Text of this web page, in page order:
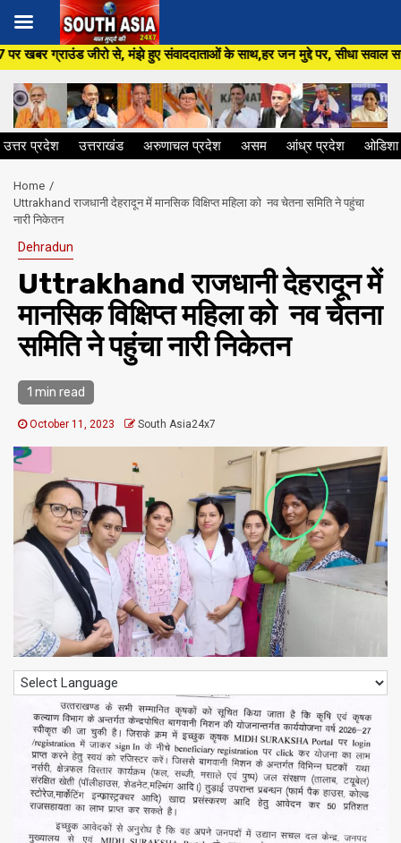
Skip
to
content
मंझे हुए संवाददाताओं के साथ,हर जन मुद्दे पर, सीधा सवाल सरकार से ,सिर्फ
उत्तर प्रदेश उत्तराखंड अरुणाचल प्रदेश असम आंध्र प्रदेश ओडिशा
Home
Uttrakhand राजधानी देहरादून में मानसिक विक्षिप्त महिला को नव चेतना समिति ने पहुंचा
नारी निकेतन
Dehradun
Uttrakhand राजधानी देहरादून में
मानसिक विक्षिप्त महिला को नव चेतना
समिति ने पहुंचा नारी निकेतन
1 min read
October 11, 2023 South Asia24x7